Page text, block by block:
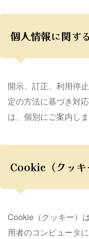
個人情報に関す
開示、訂正、利用停
定の方法に基づき対
は、個別にご案内し
Cookie（クッキ
Cookie（クッキー）
用者のコンピュータ